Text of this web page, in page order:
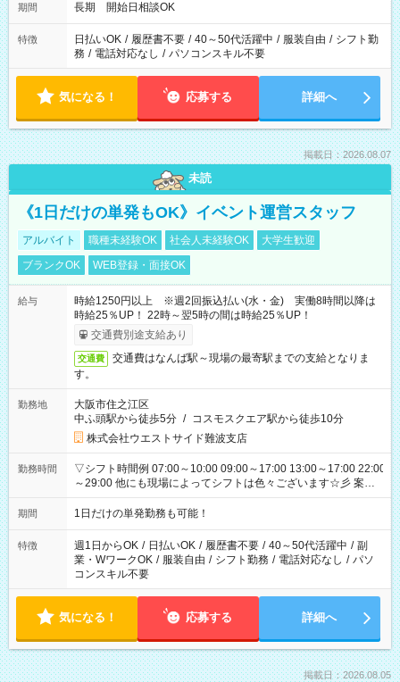
期間 長期 開始日相談OK
特徴 日払いOK / 履歴書不要 / 40～50代活躍中 / 服装自由 / シフト勤
務 / 電話対応なし / パソコンスキル不要
気になる！ 応募する 詳細へ
掲載日：2026.08.07
未読
《1日だけの単発もOK》イベント運営スタッフ
アルバイト 職種未経験OK 社会人未経験OK
大学生歓迎
ブランクOK
WEB登録・面接OK
給与
時給1250円以上 ※週2回振込払い(水・金) 実働8時間以降は
時給25％UP！ 22時～翌5時の間は時給25％UP！
交通費別途支給あり
交通費
交通費はなんば駅～現場の最寄駅までの支給となりま
す。
勤務地
大阪市住之江区
中ふ頭駅から徒歩5分 / コスモスクエア駅から徒歩10分
株式会社ウエストサイド難波支店
勤務時間
▽シフト時間例 07:00～10:00 09:00～17:00 13:00～17:00 22:00
～29:00 他にも現場によってシフトは色々ございます☆彡 案件
次第では午前中で終わるお仕事も...！
期間 1日だけの単発勤務も可能！
特徴 週1日からOK / 日払いOK / 履歴書不要 / 40～50代活躍中 / 副
業・WワークOK / 服装自由 / シフト勤務 / 電話対応なし / パソ
コンスキル不要
気になる！ 応募する 詳細へ
掲載日：2026.08.05